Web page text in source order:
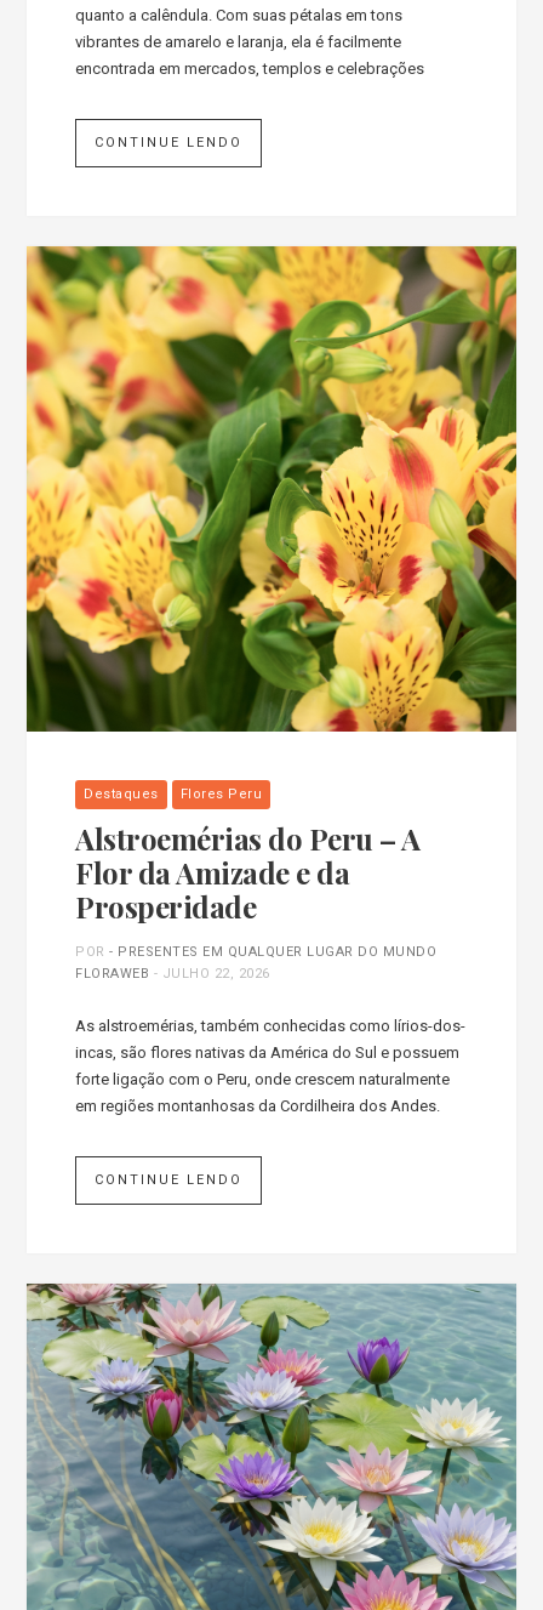
quanto a calêndula. Com suas pétalas em tons
vibrantes de amarelo e laranja, ela é facilmente
encontrada em mercados, templos e celebrações
CONTINUE LENDO
Destaques Flores Peru
Alstroemérias do Peru – A
Flor da Amizade e da
Prosperidade
POR- PRESENTES EM QUALQUER LUGAR DO MUNDO
FLORAWEB - JULHO 22, 2026
As alstroemérias, também conhecidas como lírios-dos-
incas, são flores nativas da América do Sul e possuem
forte ligação com o Peru, onde crescem naturalmente
em regiões montanhosas da Cordilheira dos Andes.
CONTINUE LENDO